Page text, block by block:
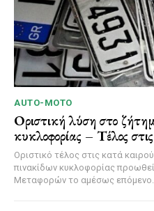
AUTO-MOTO
Οριστική λύση στο
κυκλοφορίας – Τέλος στις
Οριστικό τέλος στις κατά
πινακίδων κυκλοφορίας
Μεταφορών το αμέσως